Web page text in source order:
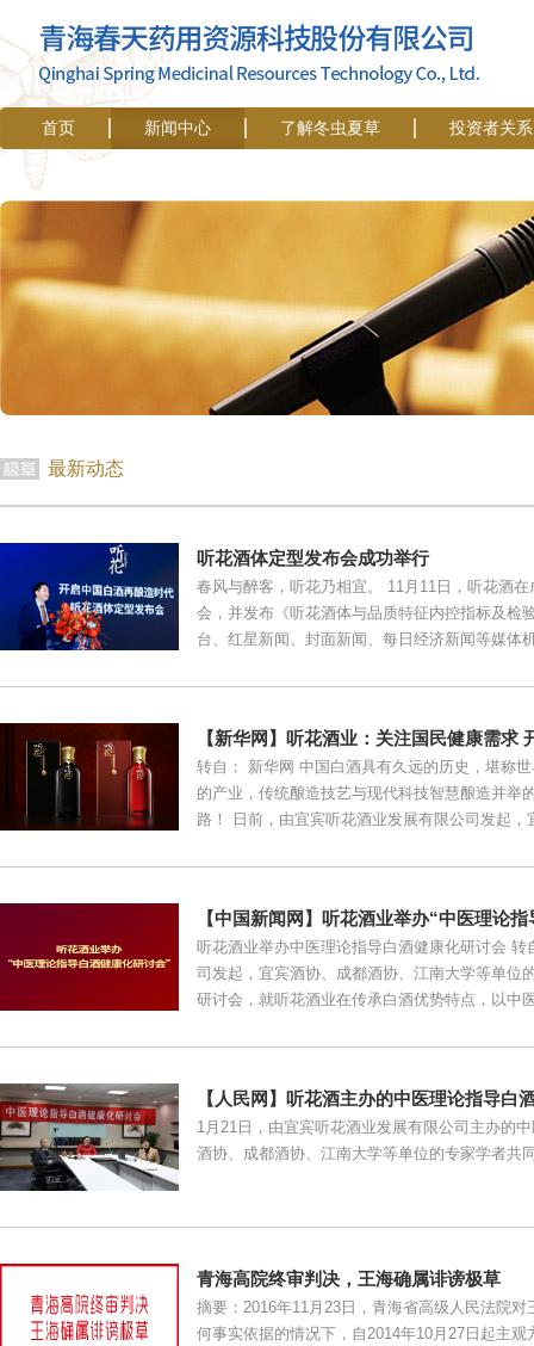
首页 新闻中心 了解冬虫夏草 投资者关系
最新动态
听花酒体定型发布会成功举行
春风与醉客，听花乃相宜。 11月11日，听花酒
会，并发布《听花酒体与品质特征内控指标及检
台、红星新闻、封面新闻、每日经济新闻等媒体
【新华网】听花酒业：关注国民健康需求
转自： 新华网 中国白酒具有久远的历史，堪称
的产业，传统酿造技艺与现代科技智慧酿造并举
路！ 日前，由宜宾听花酒业发展有限公司发起，
【中国新闻网】听花酒业举办“中医理论
听花酒业举办中医理论指导白酒健康化研讨会
司发起，宜宾酒协、成都酒协、江南大学等单位
研讨会，就听花酒业在传承白酒优势特点，以中
【人民网】听花酒主办的中医理论指导白
1月21日，由宜宾听花酒业发展有限公司主办的
酒协、成都酒协、江南大学等单位的专家学者共
青海高院终审判决，王海确属诽谤极草
摘要：2016年11月23日，青海省高级人民法院
何事实依据的情况下，自2014年10月27日起主